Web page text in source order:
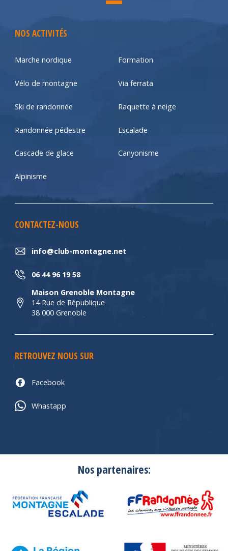
NOS ACTIVITÉS
Marche nordique Formation
Vélo de montagne Via ferrata
Ski de randonnée Raquette à neige
Randonnée pédestre Escalade
Cascade de glace Canyonisme
Alpinisme
CONTACTEZ-NOUS
info@club-montagne.net
06 44 96 19 58
Maison Grenoble Montagne
14 Rue de République
38 000 Grenoble
RETROUVEZ NOUS SUR
Facebook
Whastapp
Nos partenaires: